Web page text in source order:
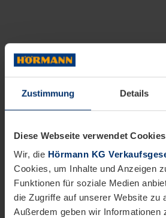
Zustimmung Details
Diese Webseite verwendet Cookies
Wir, die Hörmann KG
Cookies, um Inhalte und Anzeigen
Funktionen für soziale Medien
die Zugriffe auf unserer Website zu
Außerdem geben wir Informationen